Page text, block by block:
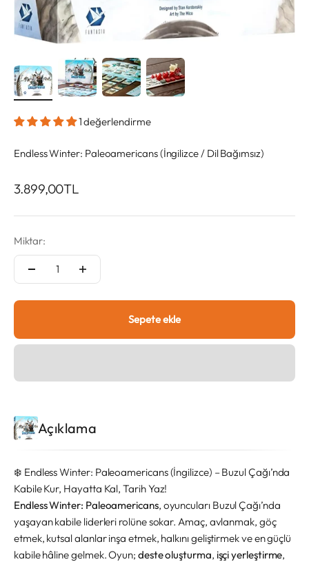
1 değerlendirme
Endless Winter: Paleoamericans (İngilizce / Dil Bağımsız)
İndirimli fiyat
3.899,00TL
Miktar:
Sepete ekle
Açıklama
❄️ Endless Winter: Paleoamericans (İngilizce) – Buzul Çağı’nda
Kabile Kur, Hayatta Kal, Tarih Yaz!
Endless Winter: Paleoamericans, oyuncuları Buzul Çağı’nda
yaşayan kabile liderleri rolüne sokar. Amaç, avlanmak, göç
etmek, kutsal alanlar inşa etmek, halkını geliştirmek ve en güçlü
kabile hâline gelmek. Oyun; deste oluşturma, işçi yerleştirme,